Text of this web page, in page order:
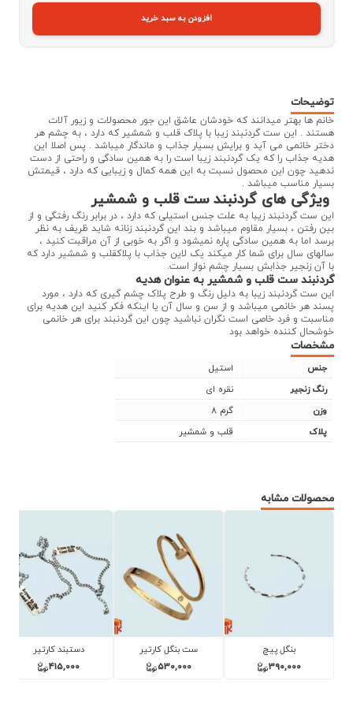
افزودن به سبد خرید
توضیحات
خانم ها بهتر میدانند که خودشان عاشق این جور محصولات و زیور آلات
هستند . این ست گردنبند زیبا با پلاک قلب و شمشیر که دارد ، به چشم هر
دختر خانمی می آید و برایش بسیار جذاب و ماندگار میباشد . پس اصلا این
هدیه جذاب را که یک گردنبند زیبا است را به همین سادگی و راحتی از دست
ندهید چون این محصول نسبت به این همه کمال و زیبایی که دارد ، قیمتش
بسیار مناسب میباشد .
ویژگی های گردنبند ست قلب و شمشیر
این ست گردنبند زیبا به علت جنس استیلی که دارد ، در برابر رنگ رفتگی و از
بین رفتن ، بسیار مقاوم میباشد و بند این گردنبند زنانه شاید ظریف به نظر
برسد اما به همین سادگی پاره نمیشود و اگر به خوبی از آن مراقبت کنید ،
سالهای سال برای شما کار میکند یک لاین جذاب با پلاکقلب و شمشیر دارد که
با آن زنجیر جذابش بسیار چشم نواز است.
گردنبند ست قلب و شمشیر به عنوان هدیه
این ست گردنبند زیبا به دلیل رنگ و طرح پلاک چشم گیری که دارد ، مورد
پسند هر خانمی میباشد و از سن و سال آن یا اینکه فکر کنید این هدیه برای
مناسبت و فرد خاصی است نگران نباشید چون این گردنبند برای هر خانمی
خوشحال کننده خواهد بود
مشخصات
استیل جنس
نقره ای رنگ زنجیر
8 گرم وزن
قلب و شمشیر پلاک
محصولات مشابه
بنگل پیچ
390,000
ست بنگل کارتیر
530,000
دستبند کارتیر
415,000